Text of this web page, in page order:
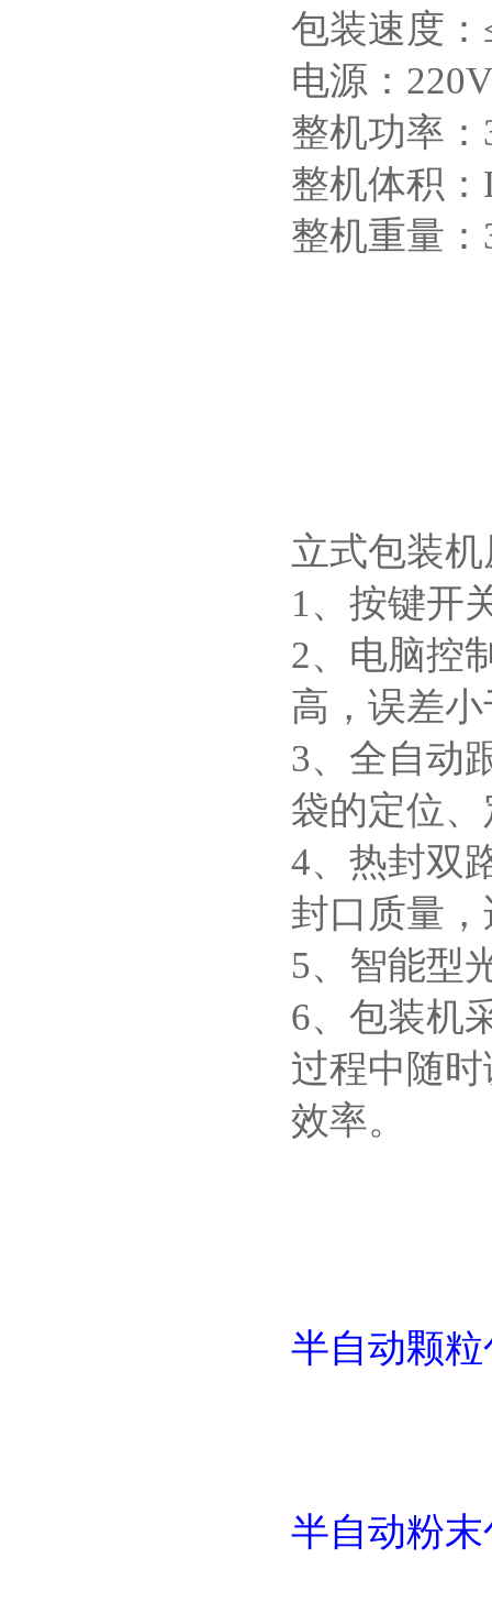
包装速度
电源：
整机功率：
整机体积
整机重量：
立式包装
1、按键开
2、电脑控
高，误差
3、全自动
袋的定位
4、热封双
封口质量
5、智能型
6、包装机
过程中随
效率。
半自动颗
半自动粉